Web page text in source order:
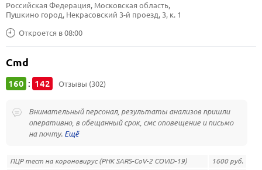
Откроется в 08:00
Российская Федерация, Московская область,
Пушкино город, Некрасовский 3-й проезд, 3, к. 1
Cmd
160 : 142 Отзывы (302)
Внимательный персонал, результаты анализов пришли
оперативно, в обещанный срок, смс оповещение и письмо
на почту.
ПЦР тест на короновирус (РНК SARS-CoV-2 COVID-19)
1600 руб.